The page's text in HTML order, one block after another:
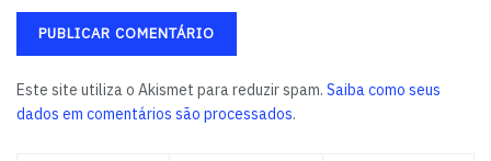
Este site utiliza o Akismet para reduzir spam. Saiba como seus
dados em comentários são processados.